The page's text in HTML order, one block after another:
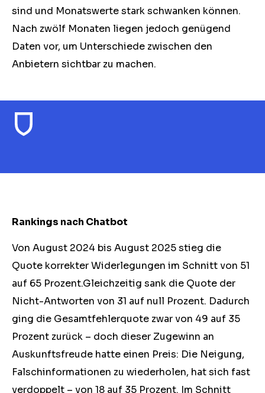
sind und Monatswerte stark schwanken können.
Nach zwölf Monaten liegen jedoch genügend
Daten vor, um Unterschiede zwischen den
Anbietern sichtbar zu machen.
Rankings nach Chatbot
Von August 2024 bis August 2025 stieg die
Quote korrekter Widerlegungen im Schnitt von 51
auf 65 Prozent.Gleichzeitig sank die Quote der
Nicht-Antworten von 31 auf null Prozent. Dadurch
ging die Gesamtfehlerquote zwar von 49 auf 35
Prozent zurück – doch dieser Zugewinn an
Auskunftsfreude hatte einen Preis: Die Neigung,
Falschinformationen zu wiederholen, hat sich fast
verdoppelt – von 18 auf 35 Prozent. Im Schnitt